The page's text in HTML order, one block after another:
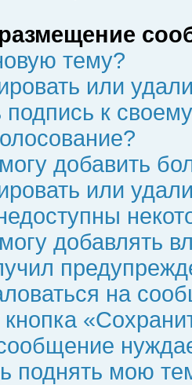
тему?
или
подпись к
добавить
или
добавлять
на
кнопка
поднять мою